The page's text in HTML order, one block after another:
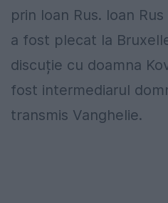
prin Ioan Rus. Ioan
a fost plecat la
discuție cu doamna
fost intermediarul
transmis Vanghelie.